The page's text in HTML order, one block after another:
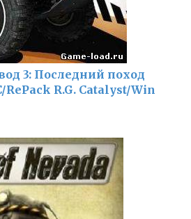
3: Последний поход
RePack R.G. Catalyst/Win